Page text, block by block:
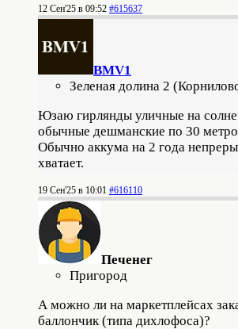
12 Сен'25 в 09:52 #615637
BMV1
Зеленая долина 2
Юзаю гирлянды уличные на
обычные дешманские по 30
Обычно аккума на 2 года
хватает.
19 Сен'25 в 10:01 #616110
Печенег
Пригород
А можно ли на маркетплейсах
баллончик (типа дихлофоса)?